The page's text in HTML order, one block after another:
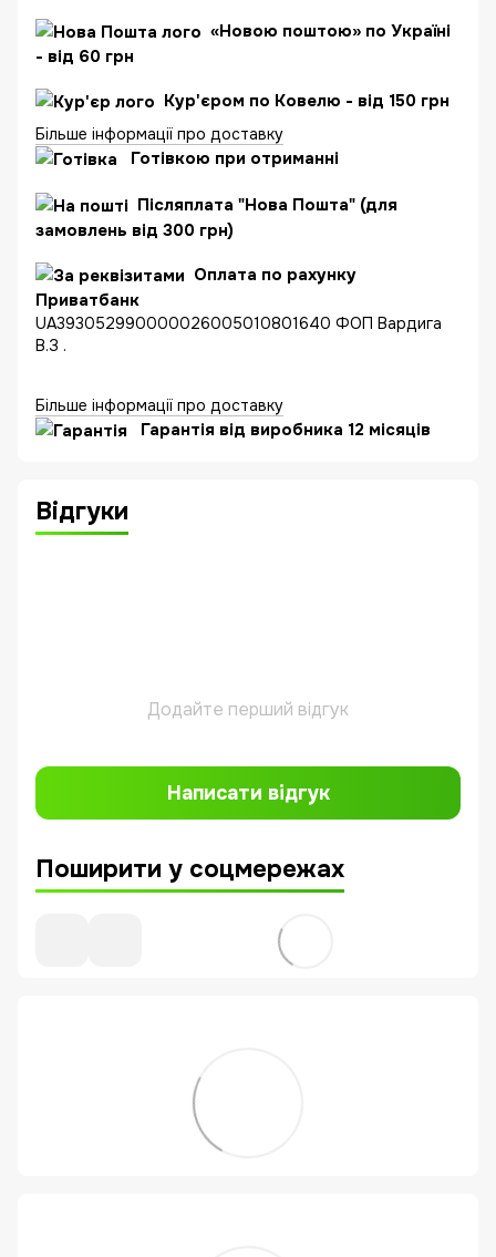
«Новою поштою» по Україні
- від 60 грн
Кур'єром по Ковелю - від 150 грн
Більше інформації про доставку
Готівкою при отриманні
Післяплата "Нова Пошта" (для
замовлень від 300 грн)
Оплата по рахунку
Приватбанк
UA393052990000026005010801640 ФОП Вардига
В.З .
Більше інформації про доставку
Гарантія від виробника 12 місяців
Відгуки
Додайте перший відгук
Написати відгук
Поширити у соцмережах